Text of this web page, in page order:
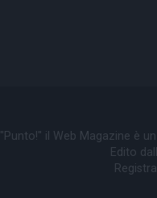
"Punto!" il Web Magazine è
Edito